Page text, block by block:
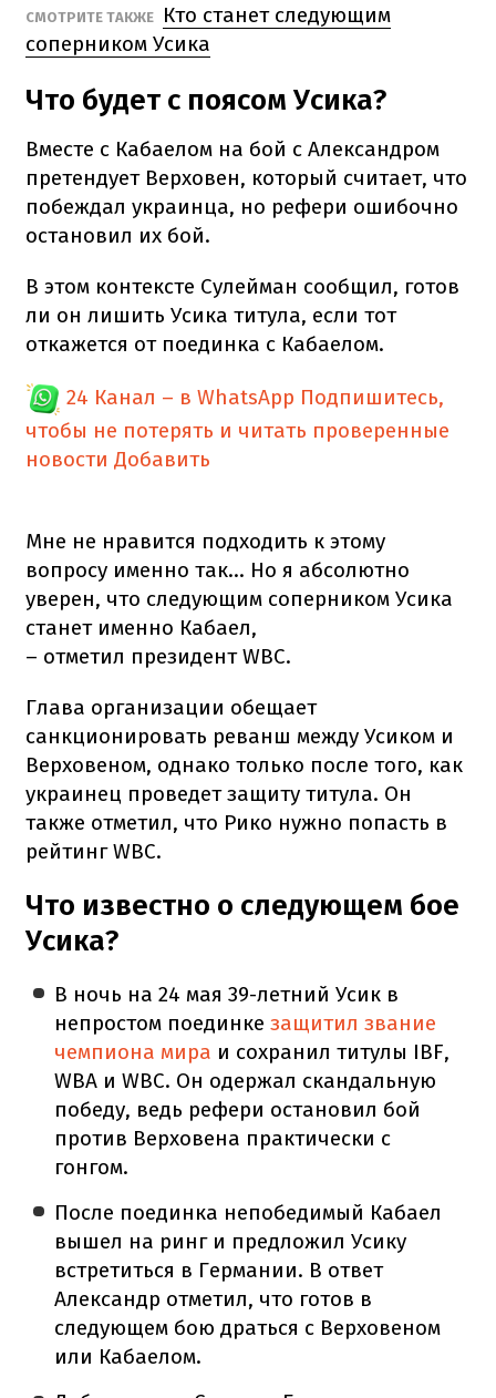
СМОТРИТЕ ТАКЖЕ
Кто станет следующим
соперником Усика
Что будет с поясом Усика?
Вместе с Кабаелом на бой с Александром
претендует Верховен, который считает, что
побеждал украинца, но рефери ошибочно
остановил их бой.
В этом контексте Сулейман сообщил, готов
ли он лишить Усика титула, если тот
откажется от поединка с Кабаелом.
24 Канал – в WhatsApp Подпишитесь,
чтобы не потерять и читать проверенные
новости Добавить
Мне не нравится подходить к этому
вопросу именно так... Но я абсолютно
уверен, что следующим соперником Усика
станет именно Кабаел,
– отметил президент WBC.
Глава организации обещает
санкционировать реванш между Усиком и
Верховеном, однако только после того, как
украинец проведет защиту титула. Он
также отметил, что Рико нужно попасть в
рейтинг WBC.
Что известно о следующем бое
Усика?
В ночь на 24 мая 39-летний Усик в
непростом поединкезащитил звание
чемпиона мира и сохранил титулы IBF,
WBA и WBC. Он одержал скандальную
победу, ведь рефери остановил бой
против Верховена практически с
гонгом.
После поединка непобедимый Кабаел
вышел на ринг и предложил Усику
встретиться в Германии. В ответ
Александр отметил, что готов в
следующем бою драться с Верховеном
или Кабаелом.